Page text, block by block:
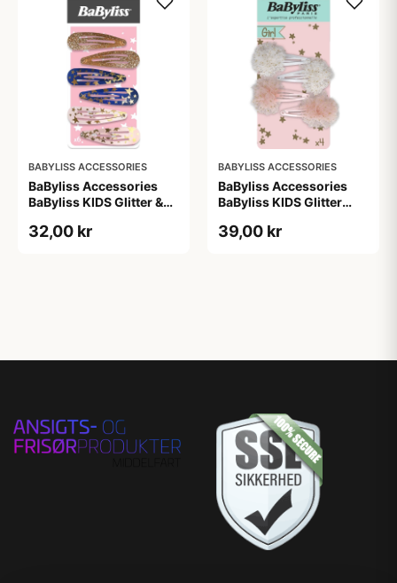
BABYLISS ACCESSORIES
BaByliss Accessories
BaByliss KIDS Glitter &
pieces
32,00 kr
BABYLISS ACCESSORIES
BaByliss Accessories
BaByliss KIDS Glitter
pieces
39,00 kr